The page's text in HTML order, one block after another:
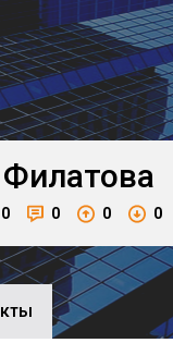
Филатова
0 0 0 0